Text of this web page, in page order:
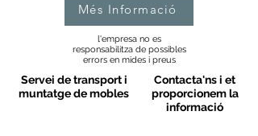
Més Informació
l'empresa no es
responsabilitza de possibles
errors en mides i preus
Servei de transport i
muntatge de mobles
Contacta'ns i et
proporcionem la
informació